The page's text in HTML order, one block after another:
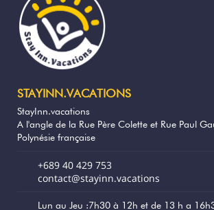
La cuisine est équipée de tout ce
avez besoin pour préparer vos
disposerez d’un réfrigérateur-
d’une plaque de cuisson, d'une
Le salon lui, est composé de
d’internet en wifi.
Votre lieu de prédilection sera la
avec transats, table et chaises qui
attendent pour vos instants de
STAYINN.VACATIONS
StayInn.vacations
A l'angle de la Rue Père Colette et Rue Paul
Polynésie française
+689 40 429 753
contact@stayinn.vacations
Lun au Jeu :7h30 à 12h et de 13 h a